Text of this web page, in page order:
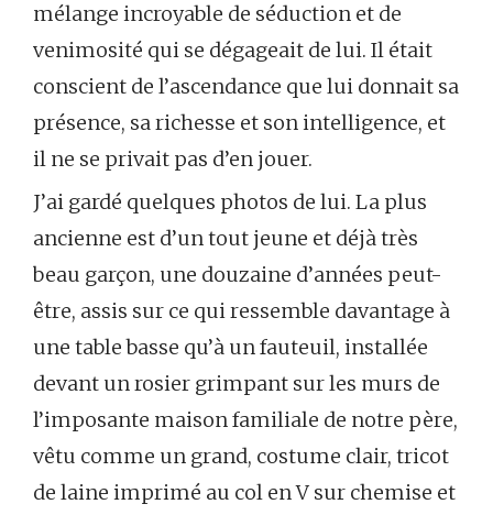
mélange incroyable de séduction et de
venimosité qui se dégageait de lui. Il était
conscient de l’ascendance que lui donnait sa
présence, sa richesse et son intelligence, et
il ne se privait pas d’en jouer.
J’ai gardé quelques photos de lui. La plus
ancienne est d’un tout jeune et déjà très
beau garçon, une douzaine d’années peut-
être, assis sur ce qui ressemble davantage à
une table basse qu’à un fauteuil, installée
devant un rosier grimpant sur les murs de
l’imposante maison familiale de notre père,
vêtu comme un grand, costume clair, tricot
de laine imprimé au col en V sur chemise et